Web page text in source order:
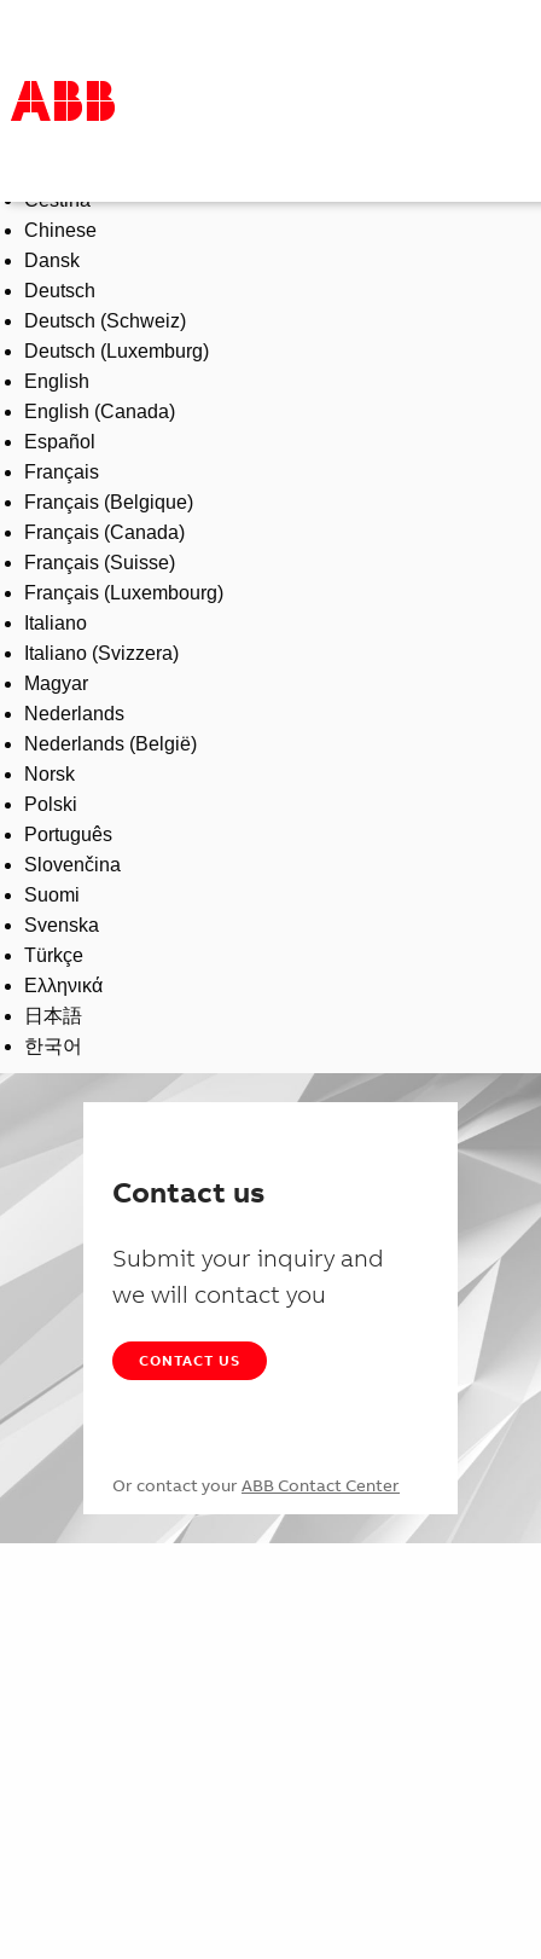
Products & Solutions
Industries
Services
About us
Where to buy
Contact us
Careers
Čeština
Chinese
Dansk
Deutsch
Deutsch (Schweiz)
Deutsch (Luxemburg)
English
English (Canada)
Español
Français
Français (Belgique)
Français (Canada)
Français (Suisse)
Français (Luxembourg)
Italiano
Italiano (Svizzera)
Magyar
Nederlands
Nederlands (België)
Norsk
Polski
Português
Slovenčina
Suomi
Svenska
Türkçe
Ελληνικά
日本語
한국어
Contact us
Submit your inquiry and
we will contact you
CONTACT US
Or contact your ABB Contact Center